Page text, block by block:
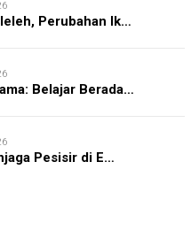
Perubahan Ik…
Belajar Berada…
Pesisir di E…